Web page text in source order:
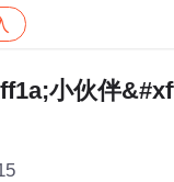
感慨 帖子详
小伙伴